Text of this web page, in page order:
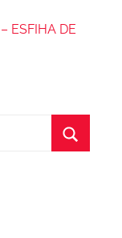
ESFIHA DE